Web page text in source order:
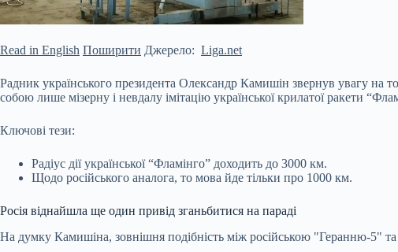
Read in English Поширити Джерело: Liga.net
Радник українського президента Олександр Камишін звернув увагу на
собою лише мізерну і невдалу імітацію української крилатої ракети
Ключові тези:
Радіус дії української “Фламінго” доходить до 3000 км.
Щодо російського аналога, то мова йде тільки про 1000 км.
Росія віднайшла ще один привід зганьбитися на параді
На думку Камишіна, зовнішня подібність між російською "Геранню-5"